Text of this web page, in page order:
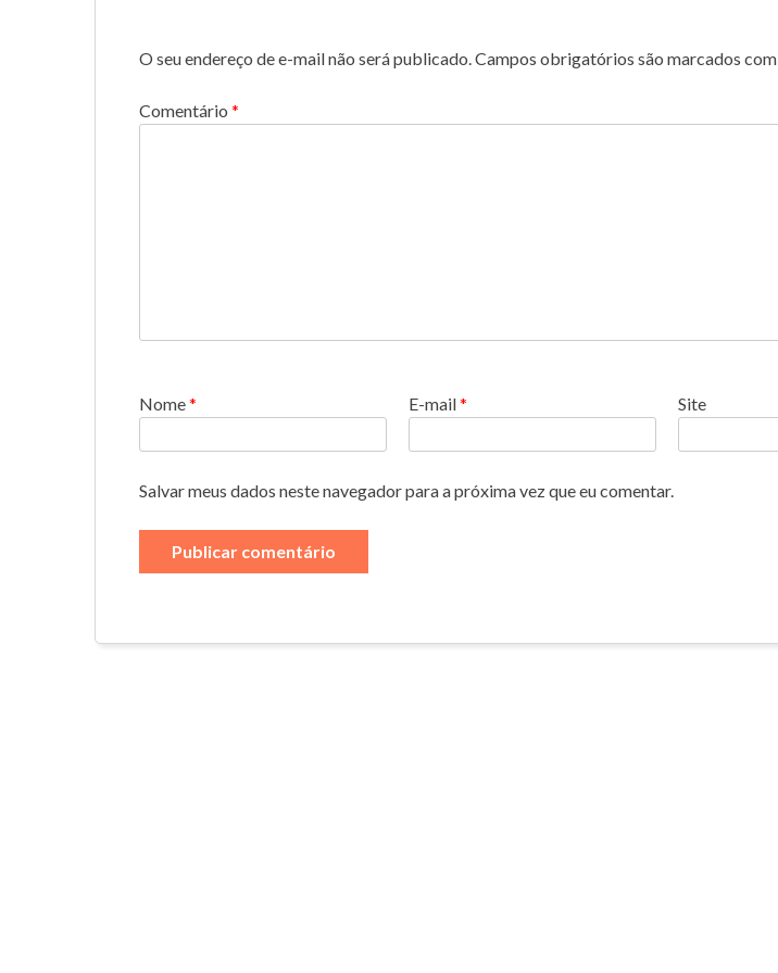
O seu endereço de e-mail não será publicado. Campos obrigatórios são marcados com
Comentário *
Nome* E-mail* Site
Salvar meus dados neste navegador para a próxima vez que eu comentar.